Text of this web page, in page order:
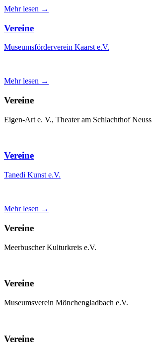
Mehr lesen →
Vereine
Museumsförderverein Kaarst e.V.
Mehr lesen →
Vereine
Eigen-Art e. V., Theater am Schlachthof Neuss
Vereine
Tanedi Kunst e.V.
Mehr lesen →
Vereine
Meerbuscher Kulturkreis e.V.
Vereine
Museumsverein Mönchengladbach e.V.
Vereine